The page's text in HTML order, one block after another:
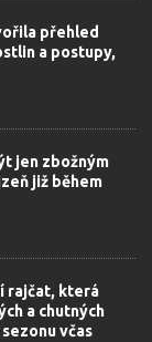
přehled
a postupy,
jen zbožným
již během
rajčat, která
a chutných
včas